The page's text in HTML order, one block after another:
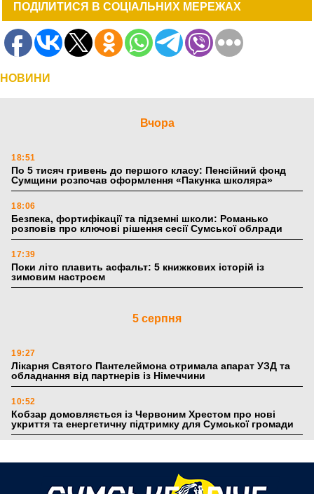
ПОДІЛИТИСЯ В СОЦІАЛЬНИХ МЕРЕЖАХ
НОВИНИ
Вчора
18:51
По 5 тисяч гривень до першого класу: Пенсійний фонд
Сумщини розпочав оформлення «Пакунка школяра»
18:06
Безпека, фортифікації та підземні школи: Романько
розповів про ключові рішення сесії Сумської облради
17:39
Поки літо плавить асфальт: 5 книжкових історій із
зимовим настроєм
5 серпня
19:27
Лікарня Святого Пантелеймона отримала апарат УЗД та
обладнання від партнерів із Німеччини
10:52
Кобзар домовляється із Червоним Хрестом про нові
укриття та енергетичну підтримку для Сумської громади
Понад 8 мільйонів книжок згоріли. Як допомогти «Ранку»
та іншим видавництвам відновитися